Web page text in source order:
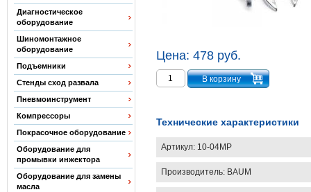
Диагностическое
оборудование
Шиномонтажное
оборудование
Подъемники
Стенды сход развала
Пневмоинструмент
Компрессоры
Покрасочное оборудование
Оборудование для
промывки инжектора
Оборудование для замены
масла
Цена: 478 руб.
Технические характеристики
Артикул: 10-04MP
Производитель: BAUM